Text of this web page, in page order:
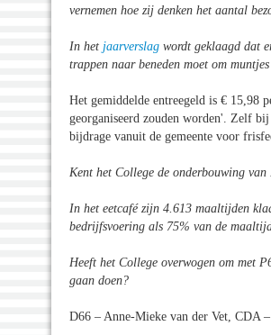
vernemen hoe zij denken het aantal
In het jaarverslag wordt geklaagd dat
trappen naar beneden moet om
Het gemiddelde entreegeld is € 15,98
georganiseerd zouden worden'. Zelf
bijdrage vanuit de gemeente voor
Kent het College de onderbouwing
In het eetcafé zijn 4.613 maaltijden
bedrijfsvoering als 75% van de
Heeft het College overwogen om met
gaan doen?
D66 – Anne-Mieke van der Vet, CDA